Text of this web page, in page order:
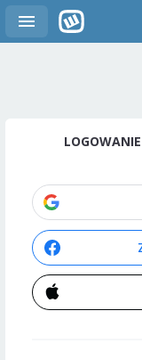
LOGOWANIE